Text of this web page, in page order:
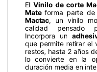
ElVinilo de corte
Mateforma parte de
Mactac, un vinilo
calidad pensado
Incorpora un
que permite retirar el
restos, hasta 2 años
lo convierte en la
duración media en